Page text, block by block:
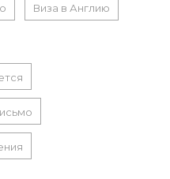
Виза в Англию